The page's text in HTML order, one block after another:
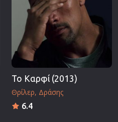
Το Καρφί (2013)
Θρίλερ Δράσης
6.4